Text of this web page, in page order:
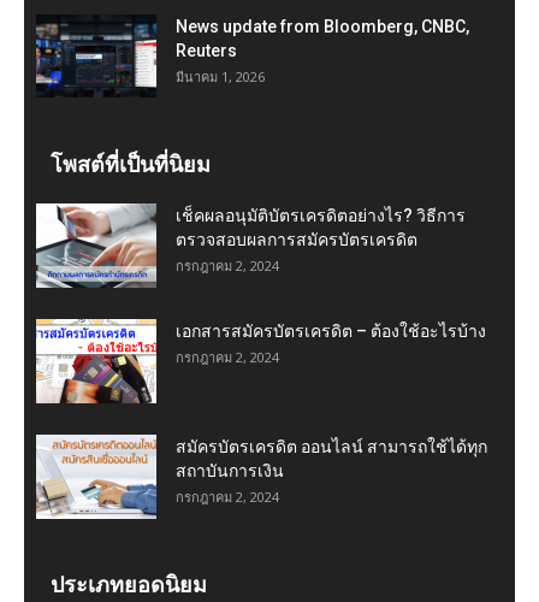
News update from Bloomberg, CNBC,
Reuters
มีนาคม 1, 2026
โพสต์ที่เป็นที่นิยม
เช็คผลอนุมัติบัตรเครดิตอย่างไร? วิธีการ
ตรวจสอบผลการสมัครบัตรเครดิต
กรกฎาคม 2, 2024
เอกสารสมัครบัตรเครดิต – ต้องใช้อะไรบ้าง
กรกฎาคม 2, 2024
สมัครบัตรเครดิต ออนไลน์ สามารถใช้ได้ทุก
สถาบันการเงิน
กรกฎาคม 2, 2024
ประเภทยอดนิยม